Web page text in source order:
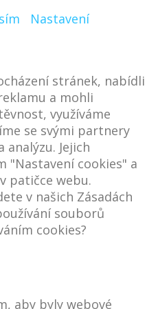
Nastavení
stránek, nabídli
a mohli
využíváme
se svými partnery
Jejich
"Nastavení cookies" a
patičce webu.
v našich Zásadách
souborů
cookies?
aby byly webové